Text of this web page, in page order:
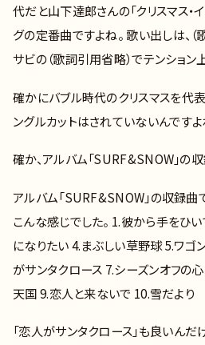
代だと山下達郎さんの「クリスマス・
グの定番曲ですよね。 歌い出しは、（
サビの（歌詞引用省略）でテンション
確かにバブル時代のクリスマスを代
ングルカットはされていないんですよ
確か、アルバム「SURF&SNOW」の
アルバム「SURF&SNOW」の収録曲
こんな感じでした。 1.彼から手をひ
になりたい 4.まぶしい草野球 5.ワゴ
がサンタクロース 7.シーズンオフの
天国 9.恋人と来ないで 10.雪だより
「恋人がサンタクロース」も良いんだ